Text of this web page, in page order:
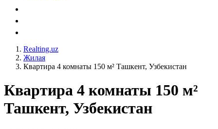
Realting.uz
Жилая
Квартира 4 комнаты 150 м² Ташкент, Узбекистан
Квартира 4 комнаты 150 м²
Ташкент, Узбекистан